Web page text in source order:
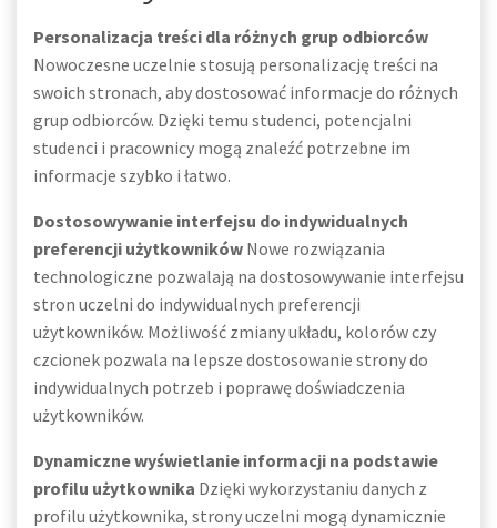
Personalizacja treści dla różnych grup odbiorców
Nowoczesne uczelnie stosują personalizację treści na
swoich stronach, aby dostosować informacje do różnych
grup odbiorców. Dzięki temu studenci, potencjalni
studenci i pracownicy mogą znaleźć potrzebne im
informacje szybko i łatwo.
Dostosowywanie interfejsu do indywidualnych
preferencji użytkowników Nowe rozwiązania
technologiczne pozwalają na dostosowywanie interfejsu
stron uczelni do indywidualnych preferencji
użytkowników. Możliwość zmiany układu, kolorów czy
czcionek pozwala na lepsze dostosowanie strony do
indywidualnych potrzeb i poprawę doświadczenia
użytkowników.
Dynamiczne wyświetlanie informacji na podstawie
profilu użytkownika Dzięki wykorzystaniu danych z
profilu użytkownika, strony uczelni mogą dynamicznie